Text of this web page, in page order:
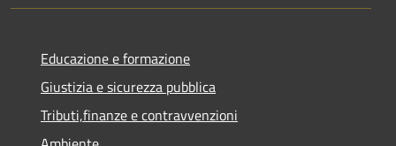
Educazione e formazione
Giustizia e sicurezza pubblica
Tributi,finanze e contravvenzioni